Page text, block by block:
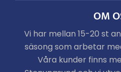
OM
Vi har mellan 15-20 st
säsong som arbetar
Våra kunder finns